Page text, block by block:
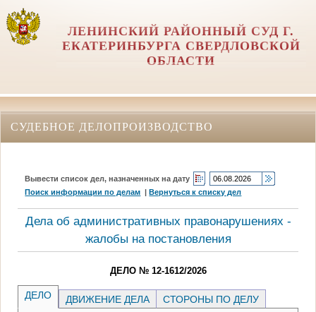
ЛЕНИНСКИЙ РАЙОННЫЙ СУД Г.
ЕКАТЕРИНБУРГА СВЕРДЛОВСКОЙ
ОБЛАСТИ
СУДЕБНОЕ ДЕЛОПРОИЗВОДСТВО
Вывести список дел, назначенных на дату
Поиск информации по делам |Вернуться к списку дел
Дела об административных правонарушениях -
жалобы на постановления
ДЕЛО № 12-1612/2026
ДЕЛО ДВИЖЕНИЕ ДЕЛА СТОРОНЫ ПО ДЕЛУ